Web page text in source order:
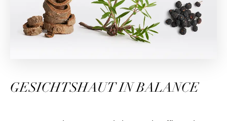
GESICHTSHAUT IN BALANCE